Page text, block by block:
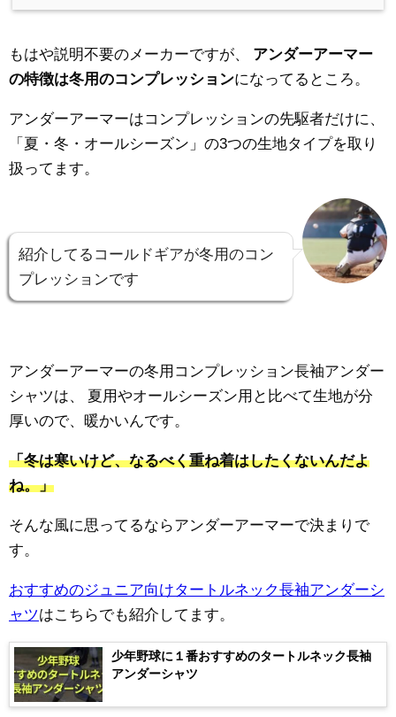
もはや説明不要のメーカーですが、
アンダーアーマー
の特徴は冬用のコンプレッションになってるところ。
アンダーアーマーはコンプレッションの先駆者だけに、
「夏・冬・オールシーズン」の3つの生地タイプを取り
扱ってます。
紹介してるコールドギアが冬用のコン
プレッションです
アンダーアーマーの冬用コンプレッション長袖アンダー
シャツは、
夏用やオールシーズン用と比べて生地が分
厚いので、暖かいんです。
「冬は寒いけど、なるべく重ね着はしたくないんだよ
ね。」
そんな風に思ってるならアンダーアーマーで決まりで
す。
おすすめのジュニア向けタートルネック長袖アンダーシ
ャツはこちらでも紹介してます。
少年野球に１番おすすめのタートルネック長袖
アンダーシャツ